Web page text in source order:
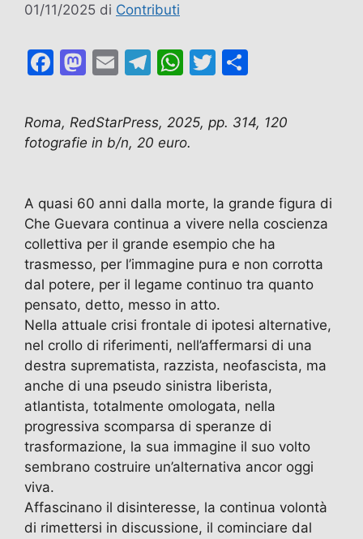
01/11/2025 di Contributi
F
c
e
o
k
M
st
o
o
n
E
ai
l
T
e
gr
m
W
at
s
p
p
T
itt
er
n
di
di
Roma, RedStarPress, 2025, pp. 314, 120
fotografie in b/n, 20 euro.
A quasi 60 anni dalla morte, la grande figura di
Che Guevara continua a vivere nella coscienza
collettiva per il grande esempio che ha
trasmesso, per l’immagine pura e non corrotta
dal potere, per il legame continuo tra quanto
pensato, detto, messo in atto.
Nella attuale crisi frontale di ipotesi alternative,
nel crollo di riferimenti, nell’affermarsi di una
destra suprematista, razzista, neofascista, ma
anche di una pseudo sinistra liberista,
atlantista, totalmente omologata, nella
progressiva scomparsa di speranze di
trasformazione, la sua immagine il suo volto
sembrano costruire un’alternativa ancor oggi
viva.
Affascinano il disinteresse, la continua volontà
di rimettersi in discussione, il cominciare dal